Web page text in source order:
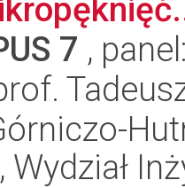
7 ,
Wydział